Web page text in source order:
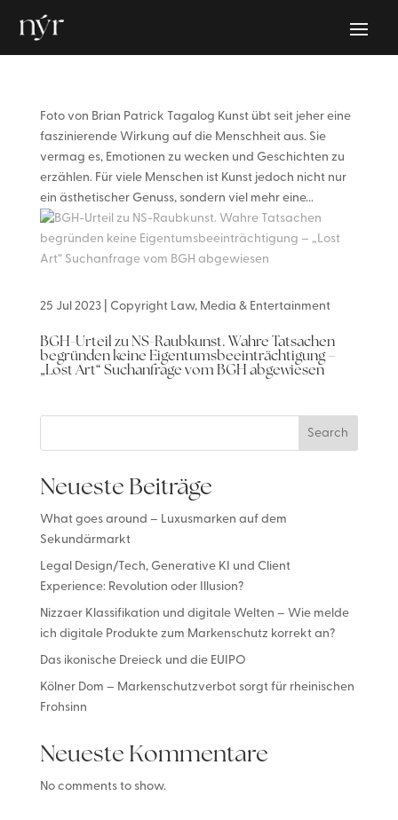
BGH-Urteil zu NS-Raubkunst. Wahre Tatsachen
begründen keine Eigentumsbeeinträchtigung –
„Lost Art“ Suchanfrage vom BGH abgewiesen
25 Jul 2023| Copyright Law, Media & Entertainment
Foto von Brian Patrick Tagalog Kunst übt seit jeher eine
faszinierende Wirkung auf die Menschheit aus. Sie
vermag es, Emotionen zu wecken und Geschichten zu
erzählen. Für viele Menschen ist Kunst jedoch nicht nur
ein ästhetischer Genuss, sondern viel mehr eine...
Search
Neueste Beiträge
What goes around – Luxusmarken auf dem
Sekundärmarkt
Legal Design/Tech, Generative KI und Client
Experience: Revolution oder Illusion?
Nizzaer Klassifikation und digitale Welten – Wie melde
ich digitale Produkte zum Markenschutz korrekt an?
Das ikonische Dreieck und die EUIPO
Kölner Dom – Markenschutzverbot sorgt für rheinischen
Frohsinn
Neueste Kommentare
No comments to show.